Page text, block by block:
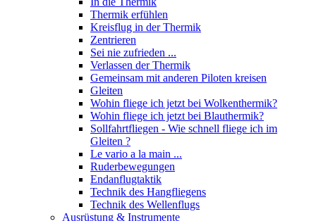
Thermik erfühlen
Kreisflug in der Thermik
Zentrieren
Sei nie zufrieden ...
Verlassen der Thermik
Gemeinsam mit anderen Piloten kreisen
Gleiten
Wohin fliege ich jetzt bei Wolkenthermik?
Wohin fliege ich jetzt bei Blauthermik?
Sollfahrtfliegen - Wie schnell fliege ich im
Gleiten ?
Le vario a la main ...
Ruderbewegungen
Endanflugtaktik
Technik des Hangfliegens
Technik des Wellenflugs
Ausrüstung & Instrumente